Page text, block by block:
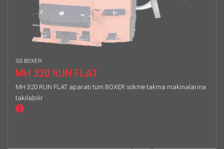
GS BOXER
MH 320 RUN FLAT
MH 320 RUN FLAT aparatı tüm BOXER sökme takma makinalarına
takılabilir